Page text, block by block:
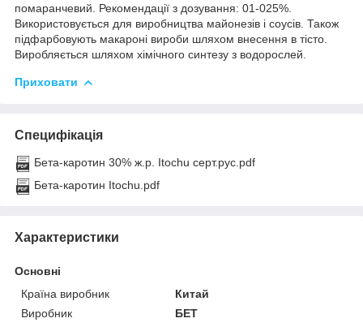
помаранчевий. Рекомендації з дозування: 01-025%.
Використовується для виробництва майонезів і соусів. Також
підфарбовують макароні вироби шляхом внесення в тісто.
Виробляється шляхом хімічного синтезу з водорослей.
Приховати
Специфікація
Бета-каротин 30% ж.р. Itochu серт.рус.pdf
Бета-каротин Itochu.pdf
Характеристики
Основні
Країна виробник
Китай
Виробник
БЕТ